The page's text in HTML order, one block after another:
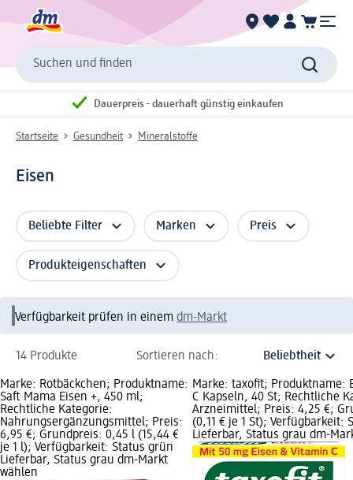
Suchen und finden
Dauerpreis - dauerhaft günstig einkaufen
Startseite Gesundheit Mineralstoffe
Eisen
Beliebte Filter Marken Preis
Produkteigenschaften
Verfügbarkeit prüfen in einem dm-Markt
14 Produkte Sortieren nach:
Marke: Rotbäckchen; Produktname:
Saft Mama Eisen +, 450 ml;
Rechtliche Kategorie:
Nahrungsergänzungsmittel; Preis:
6,95 €; Grundpreis: 0,45 l (15,44 €
je 1 l); Verfügbarkeit: Status grün
Lieferbar, Status grau dm-Markt
wählen
Marke: taxofit; Produktname:
C Kapseln, 40 St; Rechtliche
Arzneimittel; Preis: 4,25 €;
(0,11 € je 1 St); Verfügbarkeit:
Lieferbar, Status grau dm-